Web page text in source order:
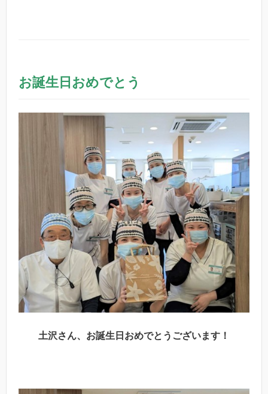
お誕生日おめでとう
土沢さん、お誕生日おめでとうございます！